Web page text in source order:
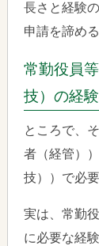
長さと経験
申請を諦め
常勤役員
技）の経
ところで、
者（経管）
技））で必
実は、常勤
に必要な経